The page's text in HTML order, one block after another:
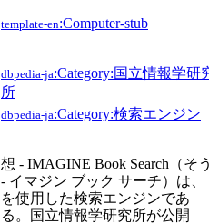
template-en:Computer-stub
dbpedia-ja:Category:国立情報学研
所
dbpedia-ja:Category:検索エンジン
想 - IMAGINE Book Search（そ
- イマジン ブック サーチ）は、
を使用した検索エンジンであ
る。国立情報学研究所が公開